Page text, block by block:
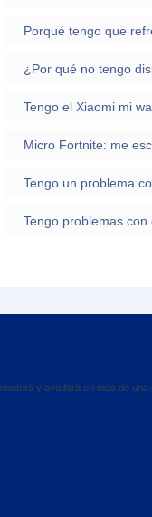
¿Por qué no tengo
Micro Fortnite: me
y ayudará en más de una